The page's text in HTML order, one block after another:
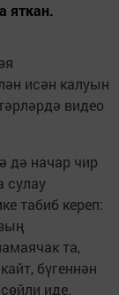
яткан.
исән калуын
видео
дә начар чир
сулау
табиб кереп:
та,
бүгеннән
иде.